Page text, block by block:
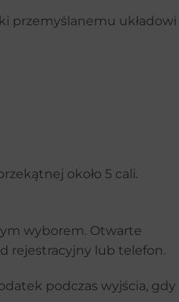
przemyślanemu układowi
około 5 cali.
wyborem. Otwarte
rejestracyjny lub telefon.
podczas wyjścia, gdy